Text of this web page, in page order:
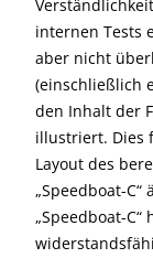
internen Tests
aber nicht
(einschließlich
den Inhalt der
illustriert. Dies
Layout des
„Speedboat-
„Speedboat-